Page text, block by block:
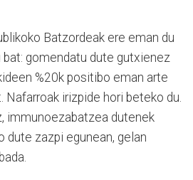
Batzordeak ere eman du
bat: gomendatu dute gutxienez
%20k positibo eman arte
irizpide hori beteko du.
immunoezabatzea dutenek
dute zazpi egunean, gelan